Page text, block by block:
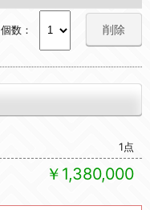
個数： 削除
1点
￥1,380,000